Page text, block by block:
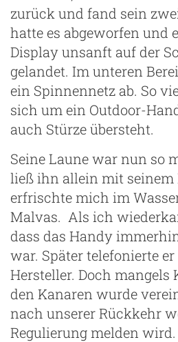
zurück und fand sein
hatte es abgeworfen und
Display unsanft auf der
gelandet. Im unteren
ein Spinnennetz ab. So
sich um ein Outdoor-
auch Stürze übersteht.
Seine Laune war nun so
ließ ihn allein mit seinem
erfrischte mich im
Malvas. Als ich
dass das Handy
war. Später telefonierte
Hersteller. Doch mangels
den Kanaren wurde
nach unserer Rückkehr
Regulierung melden wird.